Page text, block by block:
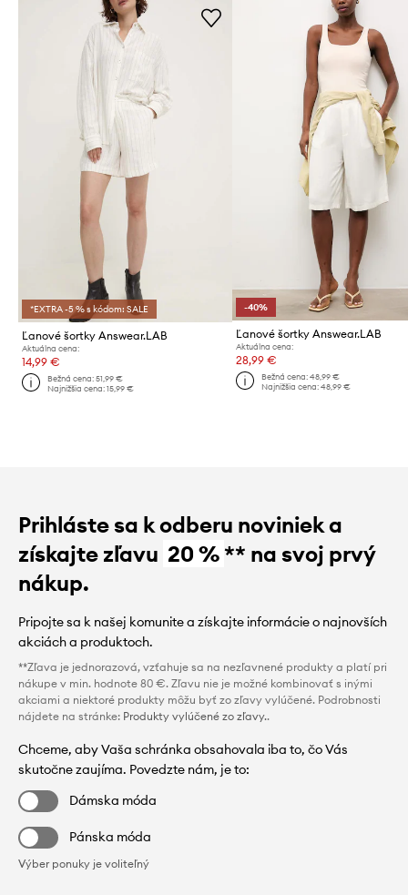
*EXTRA -5 % s kódom: SALE
Ľanové šortky Answear.LAB
Aktuálna cena:
14,99 €
Bežná cena:51,99 €
Najnižšia cena:15,99 €
-40%
Ľanové šortky Answear.LAB
Aktuálna cena:
28,99 €
Bežná cena: 48,99 €
Najnižšia cena: 48,99 €
Prihláste sa k odberu noviniek a
získajte zľavu 20 %** na svoj prvý
nákup.
Pripojte sa k našej komunite a získajte informácie o najnovších
akciách a produktoch.
**Zľava je jednorazová, vzťahuje sa na nezľavnené produkty a platí pri
nákupe v min. hodnote 80 €. Zľavu nie je možné kombinovať s inými
akciami a niektoré produkty môžu byť zo zľavy vylúčené. Podrobnosti
nájdete na stránke: Produkty vylúčené zo zľavy..
Chceme, aby Vaša schránka obsahovala iba to, čo Vás
skutočne zaujíma. Povedzte nám, je to:
Dámska móda
Pánska móda
Výber ponuky je voliteľný